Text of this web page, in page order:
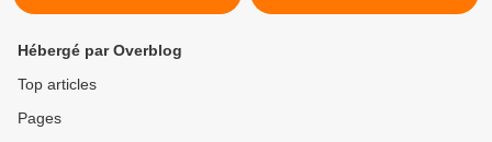
Hébergé par Overblog
Top articles
Pages